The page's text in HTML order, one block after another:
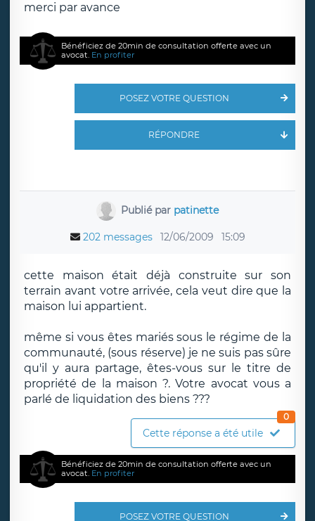
merci par avance
Bénéficiez de 20min de consultation offerte avec un
avocat. En profiter
POSEZ VOTRE QUESTION
RÉPONDRE
Publié par patinette
202 messages 12/06/2009 15:09
cette maison était déjà construite sur son
terrain avant votre arrivée, cela veut dire que la
maison lui appartient.
même si vous êtes mariés sous le régime de la
communauté, (sous réserve) je ne suis pas sûre
qu'il y aura partage, êtes-vous sur le titre de
propriété de la maison ?. Votre avocat vous a
parlé de liquidation des biens ???
Cette réponse a été utile
0
Bénéficiez de 20min de consultation offerte avec un
avocat. En profiter
POSEZ VOTRE QUESTION